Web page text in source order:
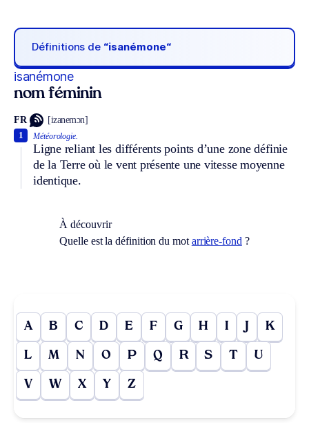
Définitions de “isanémone“
isanémone
nom féminin
FR [izanemɔn]
Météorologie.
Ligne reliant les différents points d’une zone définie
de la Terre où le vent présente une vitesse moyenne
identique.
1
À découvrir
Quelle est la définition du mot arrière-fond ?
A B C D E F G H I J K
L M N O P Q R S T U
V W X Y Z